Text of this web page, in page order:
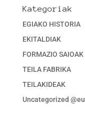
Kategoriak
EGIAKO HISTORIA
EKITALDIAK
FORMAZIO SAIOAK
TEILA FABRIKA
TEILAKIDEAK
Uncategorized @eu